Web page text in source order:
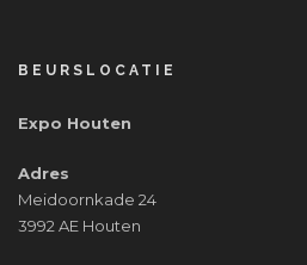
BEURSLOCATIE
Expo Houten
Adres
Meidoornkade 24
3992 AE Houten